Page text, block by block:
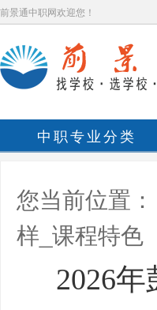
前景通中职网欢迎您！
中职专业分类
您当前位置：
样_课程特色
2026